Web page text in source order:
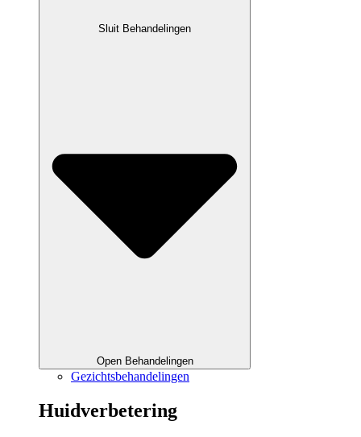
Sluit Behandelingen
Open Behandelingen
Gezichtsbehandelingen
Huidverbetering